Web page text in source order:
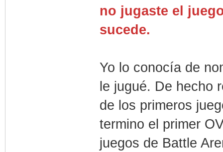
no jugaste el
sucede.
Yo lo conocía de
le jugué. De hecho
de los primeros
termino el primer
juegos de Battle